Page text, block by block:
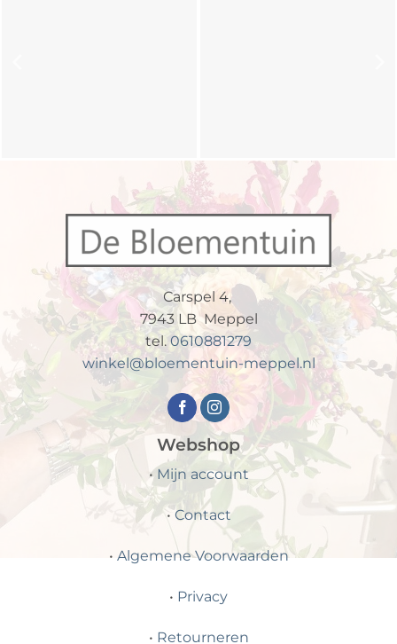
een fijne vakantie. Daarom
zijn wij gesloten van
maandag 3 augustus tot
dinsdag 25 augustus. Wij
wensen jullie een fijne
Ook deze mooie zijden plant
van @silkkaflowers heeft
een mooie plek gekregen.
Het is een stijlvolle
toevoeging en niet van echt
te onderscheiden. En het
voordeel geen water en
verzorging en prachtig op
iedere gewenste plek in
huis. #silkkaflowers
#zijdenplant #artificalflower
#interieur#florist
Carspel 4,
7943 LB Meppel
tel. 0610881279
winkel@bloementuin-meppel.nl
Webshop
• Mijn account
•Contact
• Algemene Voorwaarden
• Privacy
• Retourneren